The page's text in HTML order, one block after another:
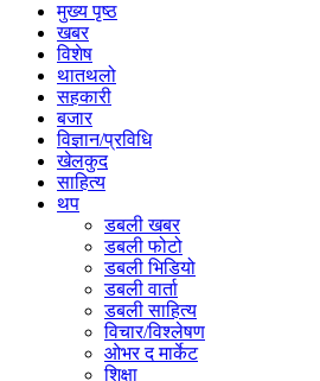
मुख्य पृष्ठ
खबर
विशेष
थातथलो
सहकारी
बजार
विज्ञान/प्रविधि
खेलकुद
साहित्य
थप
डबली खबर
डबली फोटो
डबली भिडियो
डबली वार्ता
डबली साहित्य
विचार/विश्‍लेषण
ओभर द मार्केट
शिक्षा